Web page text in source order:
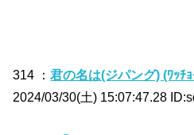
314 ：君の名は(ジパング) (ﾜｯﾁ
2024/03/30(土) 15:07:47.28